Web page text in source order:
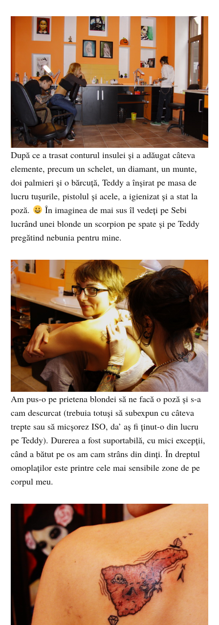
După ce a trasat conturul insulei şi a adăugat câteva
elemente, precum un schelet, un diamant, un munte,
doi palmieri şi o bărcuţă, Teddy a înşirat pe masa de
lucru tuşurile, pistolul şi acele, a igienizat şi a stat la
poză.
În imaginea de mai sus îl vedeţi pe Sebi
lucrând unei blonde un scorpion pe spate şi pe Teddy
pregătind nebunia pentru mine.
Am pus-o pe prietena blondei să ne facă o poză şi s-a
cam descurcat (trebuia totuşi să subexpun cu câteva
trepte sau să micşorez ISO, da’ aş fi ţinut-o din lucru
pe Teddy). Durerea a fost suportabilă, cu mici excepţii,
când a bătut pe os am cam strâns din dinţi. În dreptul
omoplaţilor este printre cele mai sensibile zone de pe
corpul meu.